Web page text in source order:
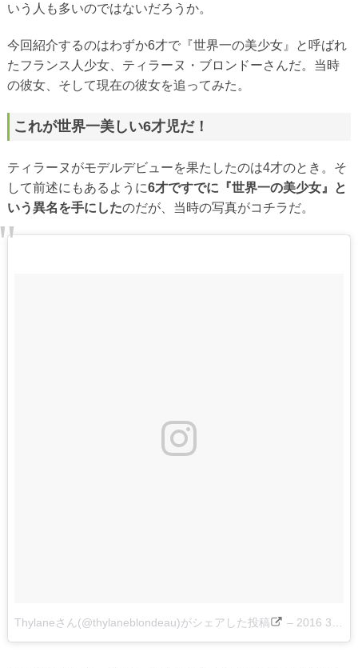
いう人も多いのではないだろうか。
今回紹介するのはわずか6才で『世界一の美少女』と呼ばれ
たフランス人少女、ティラーヌ・ブロンドーさんだ。当時
の彼女、そして現在の彼女を追ってみた。
これが世界一美しい6才児だ！
ティラーヌがモデルデビューを果たしたのは4才のとき。そ
して前述にもあるように6才ですでに『世界一の美少女』と
いう異名を手にしたのだが、当時の写真がコチラだ。
Thylaneさん(@thylaneblondeau)がシェアした投稿 – 2016 3月 19 2:02午前 PDT